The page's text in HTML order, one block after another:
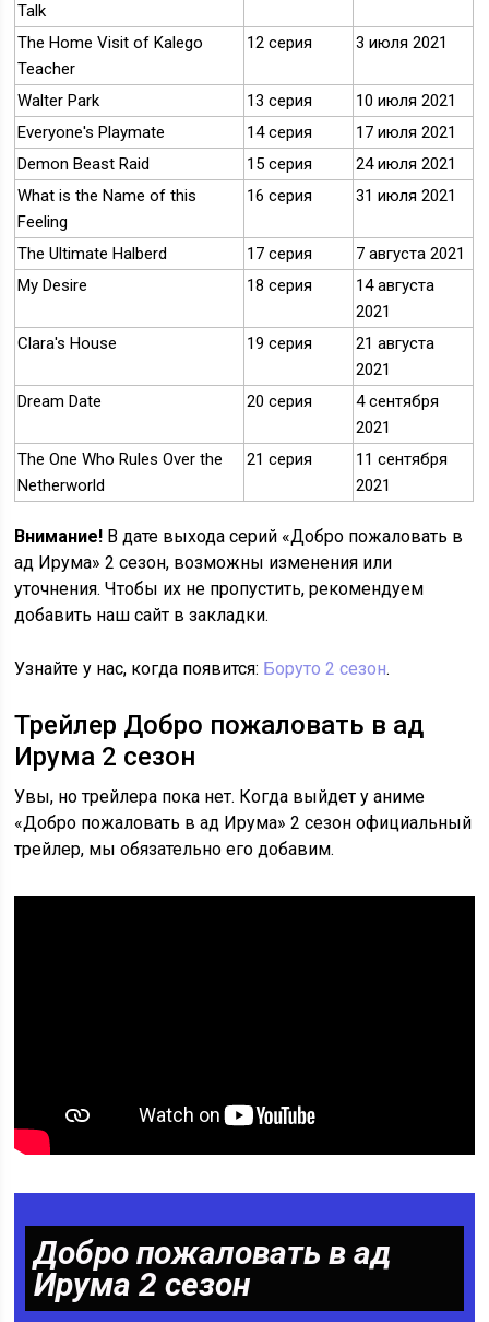
Talk
The Home Visit of Kalego
Teacher
12 серия 3 июля 2021
Walter Park 13 серия
10 июля 2021
Everyone's Playmate
14 серия
17 июля 2021
Demon Beast Raid
15 серия
24 июля 2021
What is the Name of this
Feeling
16 серия 31 июля 2021
The Ultimate Halberd 17 серия
7 августа 2021
My Desire
18 серия
14 августа
2021
Clara's House
19 серия
21 августа
2021
Dream Date
20 серия
4 сентября
2021
The One Who Rules Over the
Netherworld
21 серия
11 сентября
2021
Внимание! В дате выхода серий «Добро пожаловать в
ад Ирума» 2 сезон, возможны изменения или
уточнения. Чтобы их не пропустить, рекомендуем
добавить наш сайт в закладки.
Узнайте у нас, когда появится: Боруто 2 сезон.
Трейлер Добро пожаловать в ад
Ирума 2 сезон
Увы, но трейлера пока нет. Когда выйдет у аниме
«Добро пожаловать в ад Ирума» 2 сезон официальный
трейлер, мы обязательно его добавим.
Добро пожаловать в ад
Ирума 2 сезон